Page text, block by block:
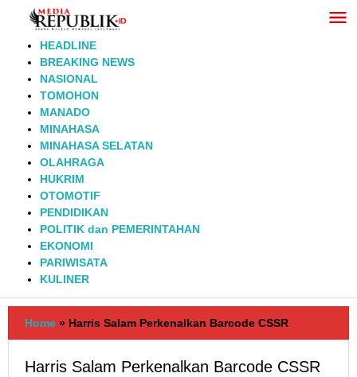
Lewati
HEADLINE
BREAKING NEWS
NASIONAL
TOMOHON
MANADO
MINAHASA
MINAHASA SELATAN
OLAHRAGA
HUKRIM
OTOMOTIF
PENDIDIKAN
POLITIK dan PEMERINTAHAN
EKONOMI
PARIWISATA
KULINER
Home » Harris Salam Perkenalkan Barcode CSSR
Harris Salam Perkenalkan Barcode CSSR